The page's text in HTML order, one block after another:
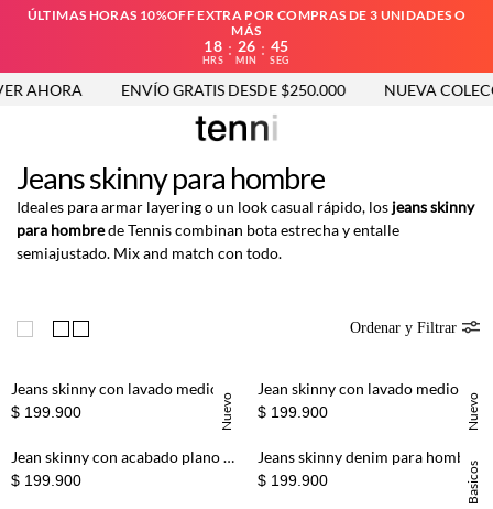
ÚLTIMAS HORAS 10%OFF EXTRA POR COMPRAS DE 3 UNIDADES O
MÁS
18
HRS
: 26
MIN
: 45
SEG
AHORA ENVÍO GRATIS DESDE $250.000 NUEVA
Jeans skinny para hombre
Ideales para armar layering o un look casual rápido, los jeans skinny
para hombrede Tennis combinan bota estrecha y entalle
semiajustado. Mix and match con todo.
Ordenar y Filtrar
Nuevo
Jeans skinny con lavado medio y desgastes frontales en denim para hombre
$ 199.900 Nuevo
Jean skinny con lavado medio degradé en algodón azul para hombre
$ 199.900
Jean skinny con acabado plano en algodón índigo oscuro para hombre
$ 199.900 Basicos
Jeans skinny denim para hombre
$ 199.900